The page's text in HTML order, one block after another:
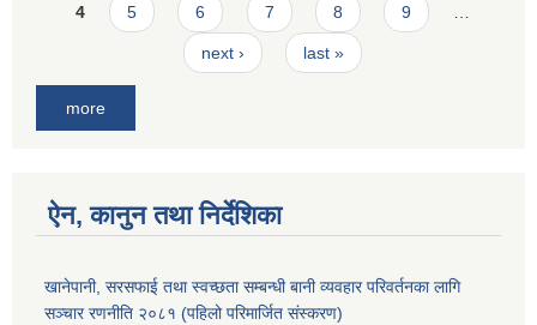
4 5 6 7 8 9
next › last »
more
ऐन, कानुन तथा निर्देशिका
खानेपानी, सरसफाई तथा स्वच्छता सम्बन्धी बानी व्यवहार परिवर्तनका लागि
सञ्चार रणनीति २०८१ (पहिलो परिमार्जित संस्करण)